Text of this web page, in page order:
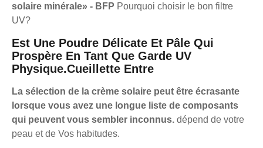
solaire minérale» - BFP Pourquoi choisir le bon filtre
UV?
Est Une Poudre Délicate Et Pâle Qui
Prospère En Tant Que Garde UV
Physique.Cueillette Entre
La sélection de la crème solaire peut être écrasante
lorsque vous avez une longue liste de composants
qui peuvent vous sembler inconnus. dépend de votre
peau et de Vos habitudes.